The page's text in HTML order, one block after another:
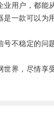
用户，都能从
一款可以为
不稳定的问
界，尽情享